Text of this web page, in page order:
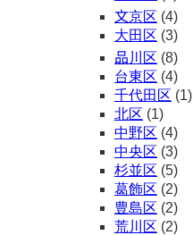
文京区 (4)
大田区 (3)
品川区 (8)
台東区 (4)
千代田区 (1)
北区 (1)
中野区 (4)
中央区 (3)
杉並区 (5)
葛飾区 (2)
豊島区 (2)
荒川区 (2)